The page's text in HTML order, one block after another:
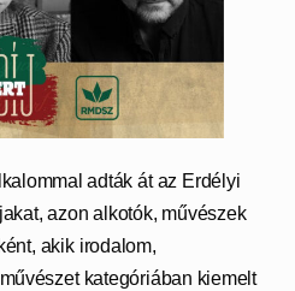
adták át az Erdélyi
azon alkotók, művészek
akik irodalom,
kategóriában kiemelt